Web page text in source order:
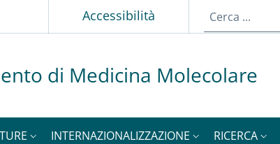
Accessibilità
di Medicina Molecolare
INTERNAZIONALIZZAZIONE RICERCA